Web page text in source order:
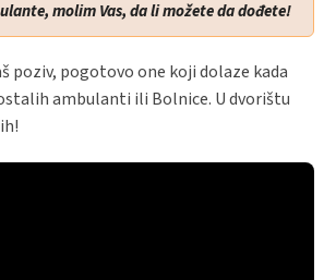
molim Vas, da li možete da dođete!
poziv, pogotovo one koji dolaze kada
ambulanti ili Bolnice. U dvorištu